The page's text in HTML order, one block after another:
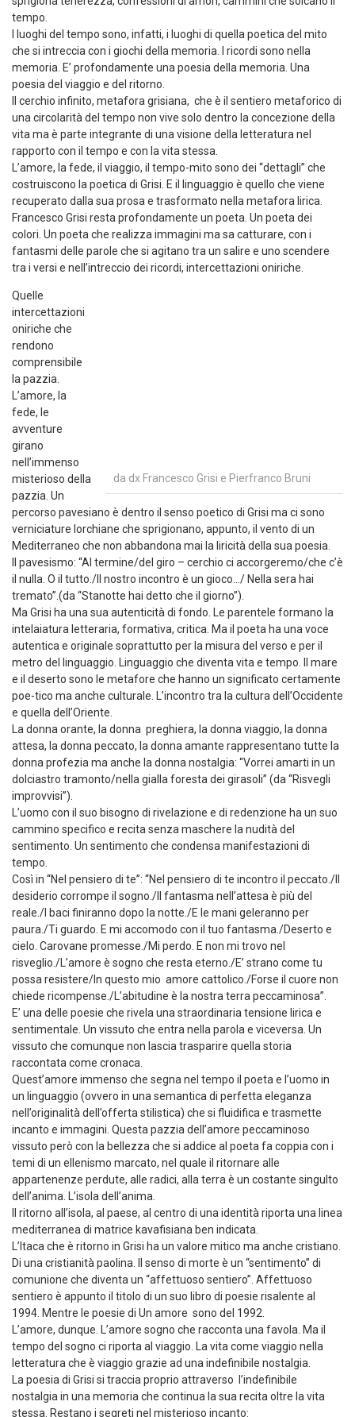
tempo.
I luoghi del tempo sono, infatti, i luoghi di quella poetica del mito
che si intreccia con i giochi della memoria. I ricordi sono nella
memoria. E’ profondamente una poesia della memoria. Una
poesia del viaggio e del ritorno.
Il cerchio infinito, metafora grisiana, che è il sentiero metaforico di
una circolarità del tempo non vive solo dentro la concezione della
vita ma è parte integrante di una visione della letteratura nel
rapporto con il tempo e con la vita stessa.
L’amore, la fede, il viaggio, il tempo-mito sono dei “dettagli” che
costruiscono la poetica di Grisi. E il linguaggio è quello che viene
recuperato dalla sua prosa e trasformato nella metafora lirica.
Francesco Grisi resta profondamente un poeta. Un poeta dei
colori. Un poeta che realizza immagini ma sa catturare, con i
fantasmi delle parole che si agitano tra un salire e uno scendere
tra i versi e nell’intreccio dei ricordi, intercettazioni oniriche.
da dx Francesco Grisi e Pierfranco Bruni
Quelle
intercettazioni
oniriche che
rendono
comprensibile
la pazzia.
L’amore, la
fede, le
avventure
girano
nell’immenso
misterioso della
pazzia. Un
percorso pavesiano è dentro il senso poetico di Grisi ma ci sono
verniciature lorchiane che sprigionano, appunto, il vento di un
Mediterraneo che non abbandona mai la liricità della sua poesia.
Il pavesismo: “Al termine/del giro – cerchio ci accorgeremo/che c’è
il nulla. O il tutto./Il nostro incontro è un gioco…/ Nella sera hai
tremato”.(da “Stanotte hai detto che il giorno”).
Ma Grisi ha una sua autenticità di fondo. Le parentele formano la
intelaiatura letteraria, formativa, critica. Ma il poeta ha una voce
autentica e originale soprattutto per la misura del verso e per il
metro del linguaggio. Linguaggio che diventa vita e tempo. Il mare
e il deserto sono le metafore che hanno un significato certamente
poe-tico ma anche culturale. L’incontro tra la cultura dell’Occidente
e quella dell’Oriente.
La donna orante, la donna preghiera, la donna viaggio, la donna
attesa, la donna peccato, la donna amante rappresentano tutte la
donna profezia ma anche la donna nostalgia: “Vorrei amarti in un
dolciastro tramonto/nella gialla foresta dei girasoli” (da “Risvegli
improvvisi”).
L’uomo con il suo bisogno di rivelazione e di redenzione ha un suo
cammino specifico e recita senza maschere la nudità del
sentimento. Un sentimento che condensa manifestazioni di
tempo.
Così in “Nel pensiero di te”: “Nel pensiero di te incontro il peccato./Il
desiderio corrompe il sogno./Il fantasma nell’attesa è più del
reale./I baci finiranno dopo la notte./E le mani geleranno per
paura./Ti guardo. E mi accomodo con il tuo fantasma./Deserto e
cielo. Carovane promesse./Mi perdo. E non mi trovo nel
risveglio./L’amore è sogno che resta eterno./E’ strano come tu
possa resistere/In questo mio amore cattolico./Forse il cuore non
chiede ricompense./L’abitudine è la nostra terra peccaminosa”.
E’ una delle poesie che rivela una straordinaria tensione lirica e
sentimentale. Un vissuto che entra nella parola e viceversa. Un
vissuto che comunque non lascia trasparire quella storia
raccontata come cronaca.
Quest’amore immenso che segna nel tempo il poeta e l’uomo in
un linguaggio (ovvero in una semantica di perfetta eleganza
nell’originalità dell’offerta stilistica) che si fluidifica e trasmette
incanto e immagini. Questa pazzia dell’amore peccaminoso
vissuto però con la bellezza che si addice al poeta fa coppia con i
temi di un ellenismo marcato, nel quale il ritornare alle
appartenenze perdute, alle radici, alla terra è un costante singulto
dell’anima. L’isola dell’anima.
Il ritorno all’isola, al paese, al centro di una identità riporta una linea
mediterranea di matrice kavafisiana ben indicata.
L’Itaca che è ritorno in Grisi ha un valore mitico ma anche cristiano.
Di una cristianità paolina. Il senso di morte è un “sentimento” di
comunione che diventa un “affettuoso sentiero”. Affettuoso
sentiero è appunto il titolo di un suo libro di poesie risalente al
1994. Mentre le poesie di Un amore sono del 1992.
L’amore, dunque. L’amore sogno che racconta una favola. Ma il
tempo del sogno ci riporta al viaggio. La vita come viaggio nella
letteratura che è viaggio grazie ad una indefinibile nostalgia.
La poesia di Grisi si traccia proprio attraverso l’indefinibile
nostalgia in una memoria che continua la sua recita oltre la vita
stessa. Restano i segreti nel misterioso incanto: